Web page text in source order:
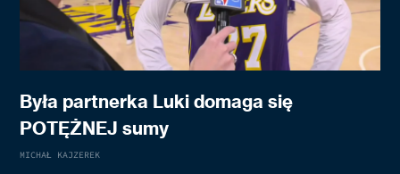
Była partnerka Luki domaga się
POTĘŻNEJ sumy
MICHAŁ KAJZEREK